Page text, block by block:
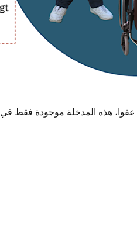
عفوا، هذه المدخلة موجودة فقط في Svenska.